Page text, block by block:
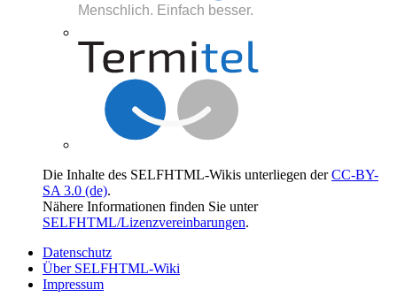
Die Inhalte des SELFHTML-Wikis unterliegen derCC-BY-
SA 3.0 (de).
Nähere Informationen finden Sie unter
SELFHTML/Lizenzvereinbarungen.
Datenschutz
Über SELFHTML-Wiki
Impressum